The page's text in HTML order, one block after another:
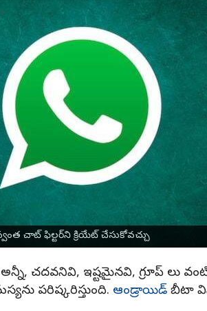
చాట్ ఫిల్టర్‌ని క్రియేట్ చేసుకోవచ్చు
09:38 am
వాట్సాప్ కొత్త కస్టమైజ్డ్ చాట్ ఫిల్టర్
చాట్‌లను మరింత సులభంగా
కాంటాక్ట్స్, గ్రూప్ చాట్స్ వంటి
WhatsApp వినియోగదారులు వారి
చదవనివి, ఇష్టమైనవి, గ్రూప్ లు
పరిష్కరిస్తుంది. ఆండ్రాయిడ్ బీటా